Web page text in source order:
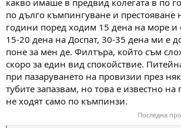
по дълго къмпингуване и престояване
години поред ходим 15 дена на море и
15-20 дена на Доспат, 30-35 дена ми е
поне за мен де. Филтъра, който съм
скоро за един вид спокойствие.
при пазаруването на провизии през
тубите запазвам, но това е известно на
не ходят само по къмпинзи.
Последна